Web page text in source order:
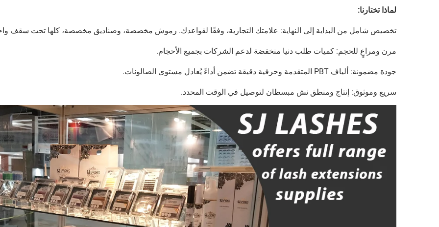
لماذا تختارنا:
تخصيص شامل من البداية إلى النهاية: علامتك التجارية، وفقًا لقواعدك. رموش مخصصة، وصناديق مخصصة، كلها تحت سقف
مرن ومراعٍ للحجم: كميات طلب دنيا منخفضة لدعم الشركات بجميع الأحجام.
جودة مضمونة: ألياف PBT المتقدمة وحرفية دقيقة تضمن أداءً يُعادل مستوى الصالونات.
سريع وموثوق: إنتاج ومنطق نش مبسطان لتوصيل في الوقت المحدد.